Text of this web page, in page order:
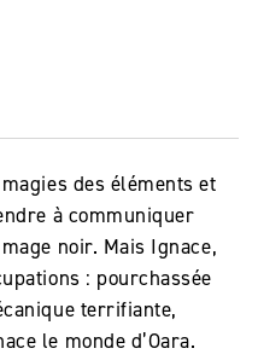
des éléments et
à communiquer
noir. Mais Ignace,
: pourchassée
terrifiante,
le monde d’Oara.